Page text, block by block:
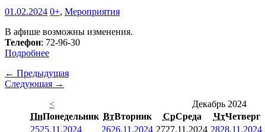
01.02.2024 0+, Мероприятия
В афише возможны изменения.
Телефон: 72-96-30
Подробнее
← Предыдущая
Следующая →
<
Декабрь 2024
ПнПонедельник ВтВторник СрСреда ЧтЧетверг
2525.11.2024 2626.11.2024 2727.11.2024 2828.11.2024